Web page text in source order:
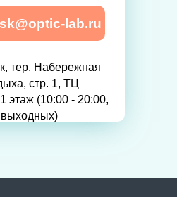
lab.ru
тер. Набережная
стр. 1, ТЦ
этаж (10:00 - 20:00,
выходных)